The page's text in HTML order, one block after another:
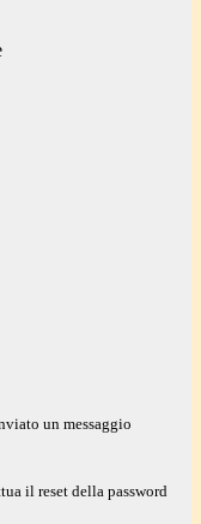
un messaggio
il reset della password